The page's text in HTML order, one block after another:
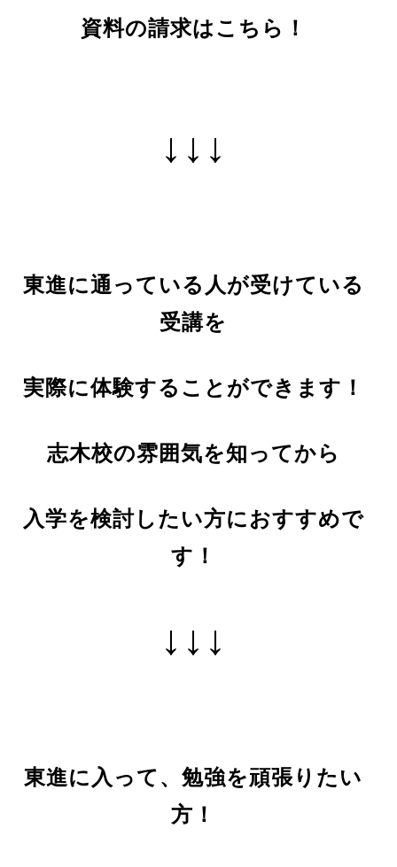
資料の請求はこちら！
↓↓↓
東進に通っている人が受けている
受講を
実際に体験することができます！
志木校の雰囲気を知ってから
入学を検討したい方におすすめで
す！
↓↓↓
東進に入って、勉強を頑張りたい
方！